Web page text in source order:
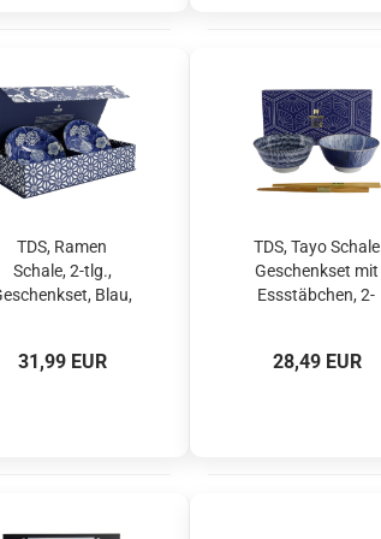
TDS, Ramen
Schale, 2-tlg.,
Blau,
33228
31,99 EUR
TDS, Tayo Schale
Geschenkset mit
Essstäbchen, 2-
Art.-Nr. 33791
28,49 EUR